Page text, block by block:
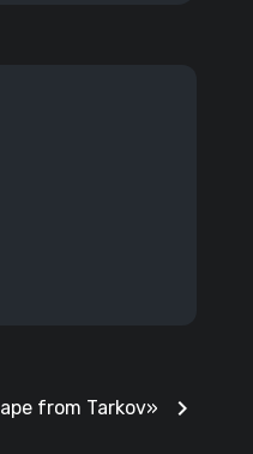
from Tarkov» chevron_right